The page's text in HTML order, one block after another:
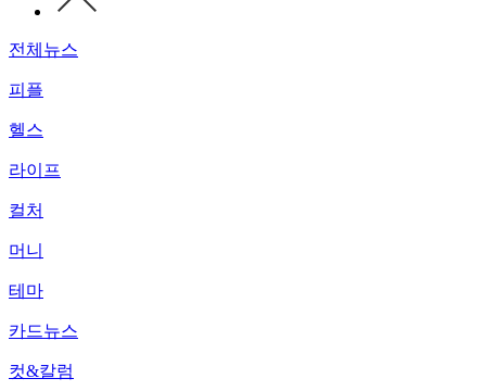
전체뉴스
피플
헬스
라이프
컬처
머니
테마
카드뉴스
컷&칼럼